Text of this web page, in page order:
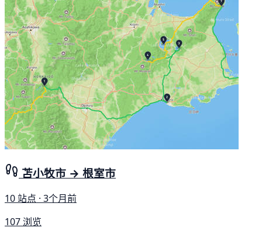
苫小牧市 → 根室市
10 站点 · 3个月前
107 浏览